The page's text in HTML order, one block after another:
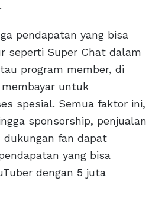
pendapatan yang bisa
seperti Super Chat dalam
program member, di
untuk
spesial. Semua faktor ini,
sponsorship, penjualan
dukungan fan dapat
yang bisa
dengan 5 juta